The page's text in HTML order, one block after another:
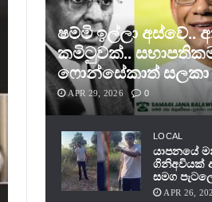
ෂම්මි ඉල්ලා අස්වේ..
කමිටුවක්..
ෆොන්සේකාත් සලකා
APR 29, 2026 0
LOCAL
යාපනයේ
ගිනිඅවියක්
සමග
APR 26,